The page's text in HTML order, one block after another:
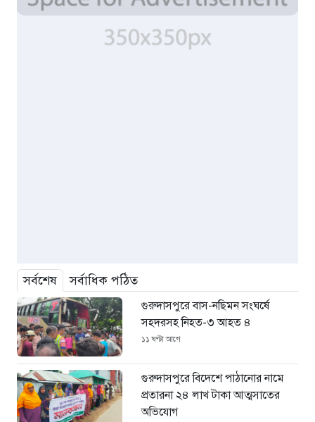
সর্বশেষ সর্বাধিক পঠিত
গুরুদাসপুরে বাস-নছিমন সংঘর্ষে
সহদরসহ নিহত-৩ আহত ৪
১১ ঘণ্টা আগে
গুরুদাসপুরে বিদেশে পাঠানোর নামে
প্রতারনা ২৪ লাখ টাকা আত্মসাতের
অভিযোগ